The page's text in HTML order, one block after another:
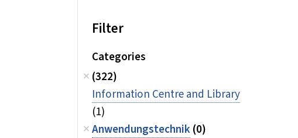
Filter
Categories
(322)
Information Centre and Library
(1)
Anwendungstechnik(0)